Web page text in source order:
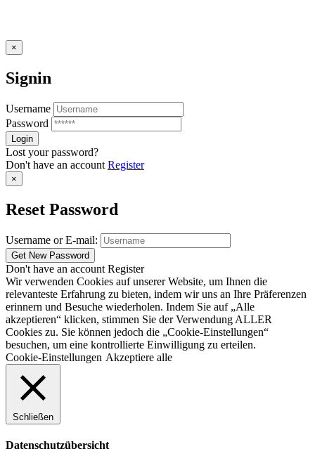
×
Signin
Username
Password
Lost your password?
Don't have an account Register
×
Reset Password
Username or E-mail:
Don't have an account Register
Wir verwenden Cookies auf unserer Website, um Ihnen die
relevanteste Erfahrung zu bieten, indem wir uns an Ihre Präferenzen
erinnern und Besuche wiederholen. Indem Sie auf „Alle
akzeptieren“ klicken, stimmen Sie der Verwendung ALLER
Cookies zu. Sie können jedoch die „Cookie-Einstellungen“
besuchen, um eine kontrollierte Einwilligung zu erteilen.
Cookie-Einstellungen Akzeptiere alle
Schließen
Datenschutzübersicht